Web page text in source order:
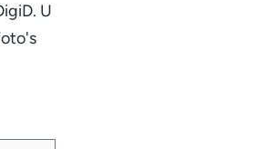
U